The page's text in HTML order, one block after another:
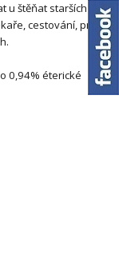
u štěňat starších 12
cestování, proti
0,94% éterické